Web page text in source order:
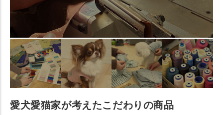
愛犬愛猫家が考えたこだわりの商品